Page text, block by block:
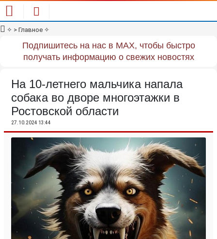
✧ > Главное ✧
Подпишитесь на нас в MAX, чтобы быстро
получать информацию о свежих новостях
На 10-летнего мальчика напала
собака во дворе многоэтажки в
Ростовской области
27.10.2024 13:44